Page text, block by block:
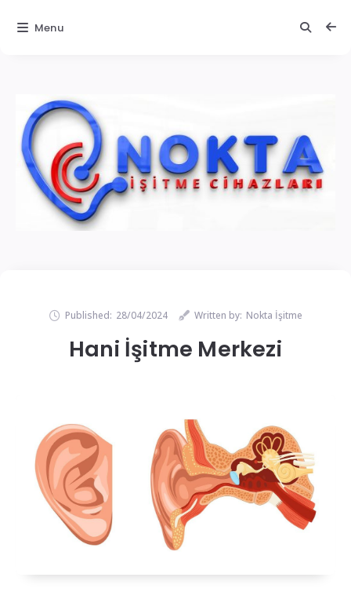
Published: 28/04/2024 Written by: Nokta İşitme
Hani İşitme Merkezi
Menu